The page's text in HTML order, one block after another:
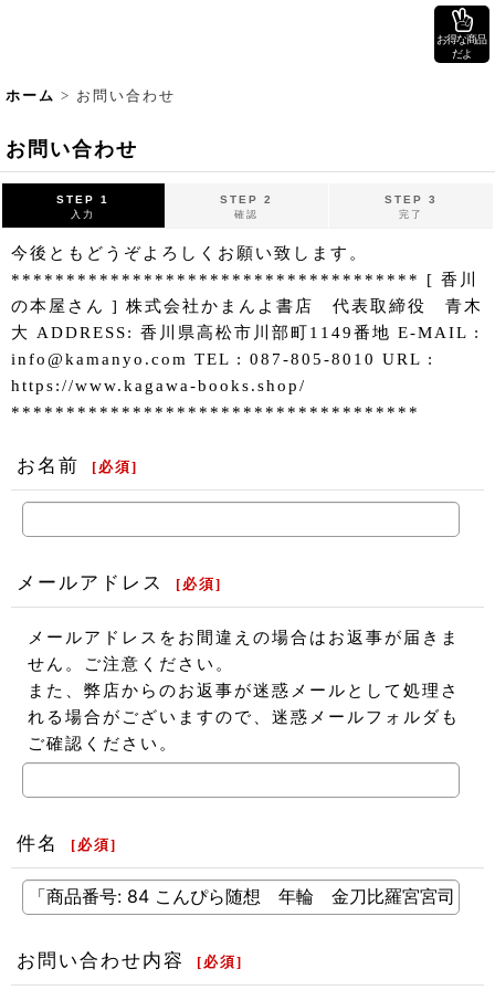
お得な商品
だよ
ホーム > お問い合わせ
お問い合わせ
STEP 1
入力
STEP 2
確認
STEP 3
完了
今後ともどうぞよろしくお願い致します。
************************************* [ 香川
の本屋さん ] 株式会社かまんよ書店 代表取締役 青木
大 ADDRESS: 香川県高松市川部町1149番地 E-MAIL :
info@kamanyo.com TEL : 087-805-8010 URL :
https://www.kagawa-books.shop/
*************************************
お名前 [ 必須]
メールアドレス [ 必須]
メールアドレスをお間違えの場合はお返事が届きま
せん。ご注意ください。
また、弊店からのお返事が迷惑メールとして処理さ
れる場合がございますので、迷惑メールフォルダも
ご確認ください。
件名 [ 必須]
お問い合わせ内容 [ 必須]